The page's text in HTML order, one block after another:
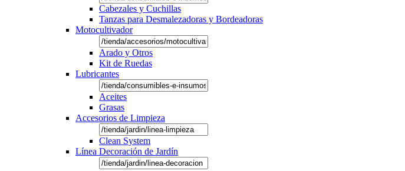
Cabezales y Cuchillas
Tanzas para Desmalezadoras y Bordeadoras
Motocultivador
Arado y Otros
Kit de Ruedas
Lubricantes
Aceites
Grasas
Accesorios de Limpieza
Clean System
Línea Decoración de Jardín